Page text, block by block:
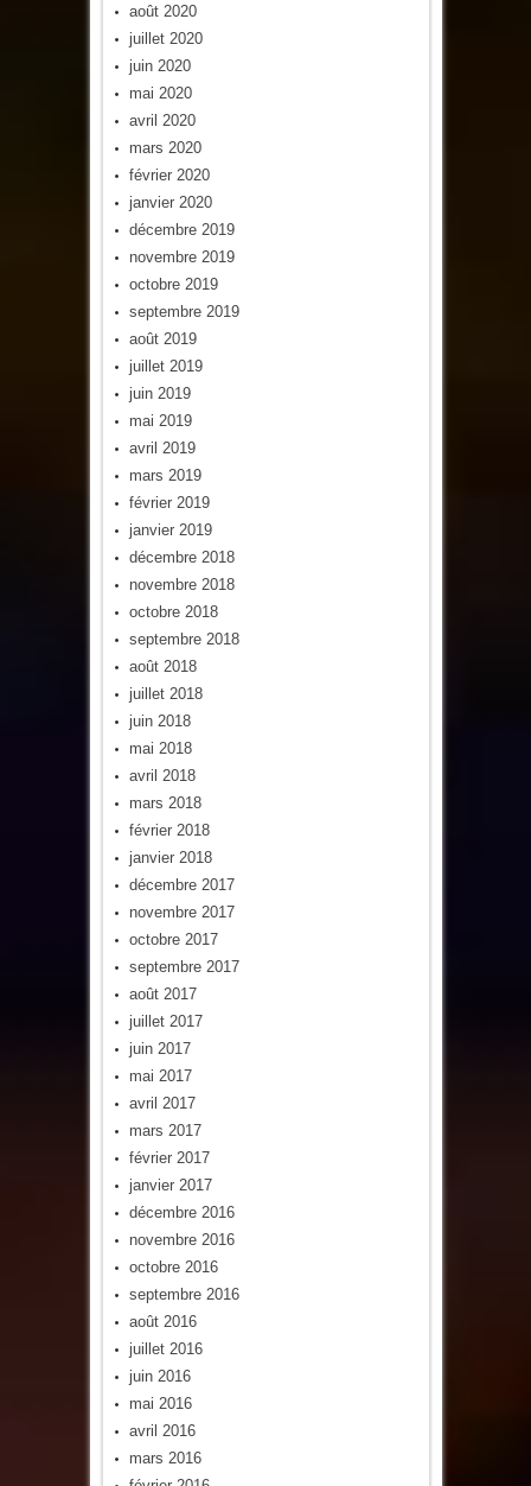
août 2020
juillet 2020
juin 2020
mai 2020
avril 2020
mars 2020
février 2020
janvier 2020
décembre 2019
novembre 2019
octobre 2019
septembre 2019
août 2019
juillet 2019
juin 2019
mai 2019
avril 2019
mars 2019
février 2019
janvier 2019
décembre 2018
novembre 2018
octobre 2018
septembre 2018
août 2018
juillet 2018
juin 2018
mai 2018
avril 2018
mars 2018
février 2018
janvier 2018
décembre 2017
novembre 2017
octobre 2017
septembre 2017
août 2017
juillet 2017
juin 2017
mai 2017
avril 2017
mars 2017
février 2017
janvier 2017
décembre 2016
novembre 2016
octobre 2016
septembre 2016
août 2016
juillet 2016
juin 2016
mai 2016
avril 2016
mars 2016